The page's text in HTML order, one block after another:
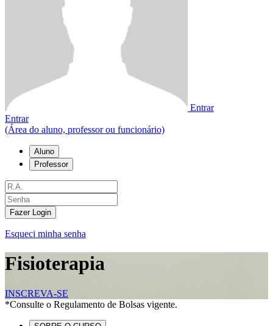
Entrar
Entrar
(Área do aluno, professor ou funcionário)
Aluno
Professor
Fazer Login
Esqueci minha senha
Fisioterapia
INSCREVA-SE
*Consulte o Regulamento de Bolsas vigente.